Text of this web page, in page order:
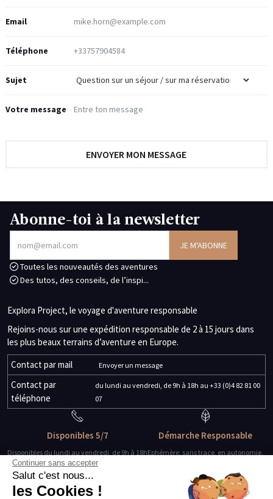
Email
Téléphone
Sujet
Votre message
Abonne-toi à la newsletter
Toutes les nouveautés des aventures
Des tutos, des conseils, de l’inspi...
Explora Project, le voyage d'aventure responsable
Rejoins-nous sur une expédition responsable de 2 à 15 jours dans
les plus beaux terrains d’aventure en Europe.
Contact par mail
Envoyer un message
Contact par
téléphone
du lundi au vendredi, de 9h à 18h au +33 (0)4 82 81 00
07
Disponibles 5/7
Disponibles du lundi au vendredi, de 9h à 18h
Des guides-explorateurs
Démarche Responsable
Ephémère, sans trace, en autonomie.
Matériel de qualité
Continuer sans accepter
Salut c'est nous...
les Cookies !